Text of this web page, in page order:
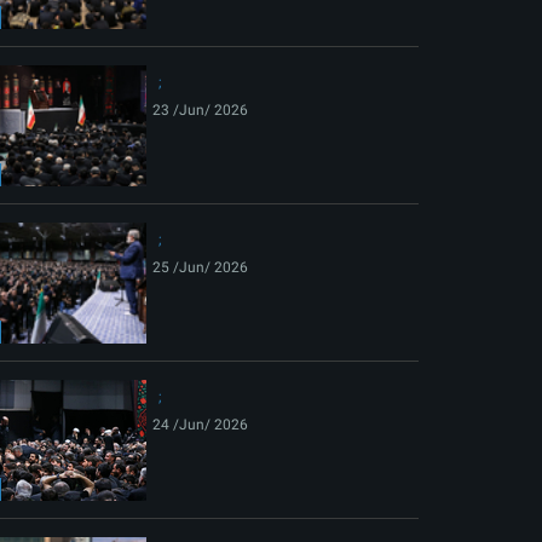
23 /Jun/ 2026
25 /Jun/ 2026
24 /Jun/ 2026